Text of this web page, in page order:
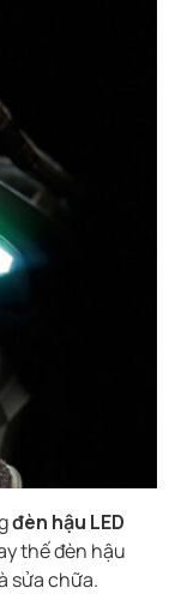
đèn hậu LED
thế đèn hậu
sửa chữa.